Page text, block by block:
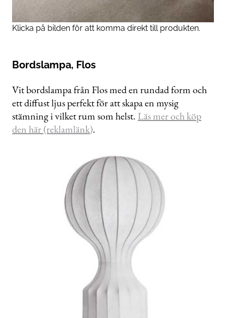
Klicka på bilden för att komma direkt till produkten.
Bordslampa, Flos
Vit bordslampa från Flos med en rundad form och
ett diffust ljus perfekt för att skapa en mysig
stämning i vilket rum som helst. Läs mer och köp
den här (reklamlänk).